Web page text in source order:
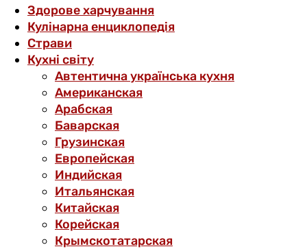
Здорове харчування
Кулінарна енциклопедія
Страви
Кухні світу
Автентична українська кухня
Американская
Арабская
Баварская
Грузинская
Европейская
Индийская
Итальянская
Китайская
Корейская
Крымскотатарская